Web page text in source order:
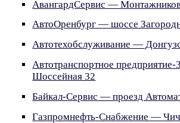
АвангардСервис —
АвтоОренбург — шоссе
Автотехобслуживание —
Автотранспортное
Шоссейная 32
Байкал-Сервис — проезд
Газпромнефть-Снабжение —